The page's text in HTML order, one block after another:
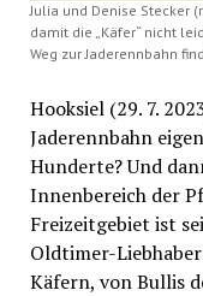
Julia und Denise Stecker
damit die „Käfer“ nicht
Weg zur Jaderennbahn
Hooksiel (29. 7.
Jaderennbahn
Hunderte? Und
Innenbereich der
Freizeitgebiet ist
Oldtimer-
Käfern, von Bullis